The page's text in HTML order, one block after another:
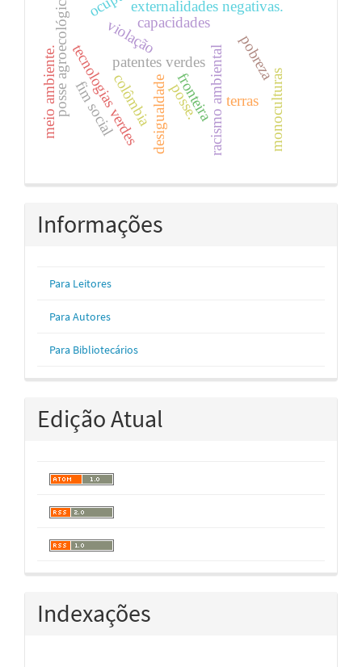
racismo ambiental
capacidades
pobreza
desigualdade
patentes verdes
tecnologias verdes terras
externalidades negativas.
posse agroecológica violação
fronteira monoculturas
colômbia posse.
fim social
meio ambiente.
Informações
Para Leitores
Para Autores
Para Bibliotecários
Edição Atual
Indexações